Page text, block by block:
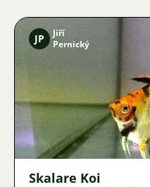
JP
Jiří
Pernický
882
Skalare Koi